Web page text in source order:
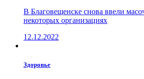
В Благовещенске снова ввели
некоторых организациях
12.12.2022
Здоровье